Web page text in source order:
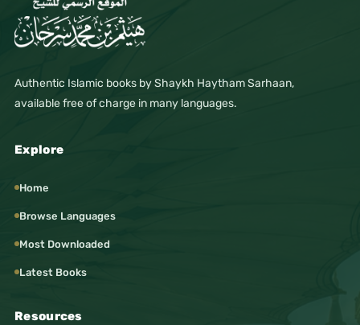
#пророк
#мухаммад
#саляфы
#знание
#призыв
Authentic Islamic books by Shaykh Haytham Sarhaan,
available free of charge in many languages.
Explore
Home
Browse Languages
Most Downloaded
Latest Books
Resources